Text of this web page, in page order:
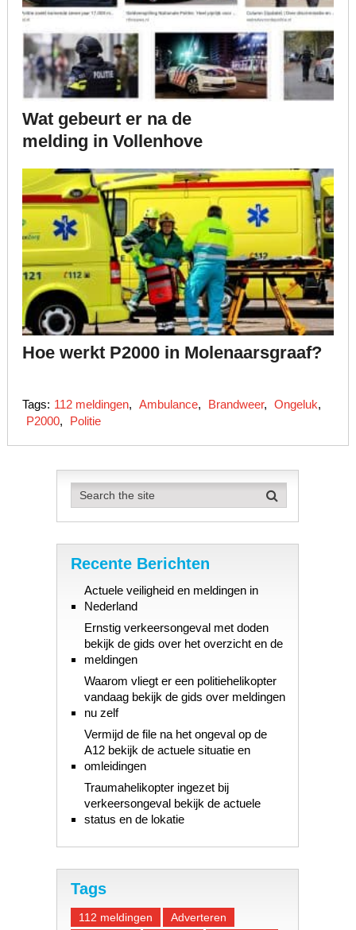
Wat gebeurt er na de
melding in Vollenhove
Hoe werkt P2000 in Molenaarsgraaf?
Tags: 112 meldingen, Ambulance, Brandweer, Ongeluk,
P2000, Politie
Recente Berichten
Actuele veiligheid en meldingen in
Nederland
Ernstig verkeersongeval met doden
bekijk de gids over het overzicht en de
meldingen
Waarom vliegt er een politiehelikopter
vandaag bekijk de gids over meldingen
nu zelf
Vermijd de file na het ongeval op de
A12 bekijk de actuele situatie en
omleidingen
Traumahelikopter ingezet bij
verkeersongeval bekijk de actuele
status en de lokatie
Tags
112 meldingen Adverteren